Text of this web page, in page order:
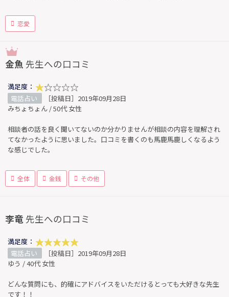
恋愛
金魚 先生への口コミ
満足度：
電話占い
［投稿日］2019年09月28日
みちょちょん / 50代 女性
相談者の話を良く聞いてないのか分かりませんが相談の内容を理解され
てなかったように思いました。口コミを書くのも馬鹿馬鹿しくなるよう
な感じでした。
全体 金銭 その他
李竜 先生への口コミ
満足度：
電話占い
［投稿日］2019年09月28日
ゆう / 40代 女性
どんな質問にも、的確にアドバイスをいただけるとっても大好きな先生
です！！